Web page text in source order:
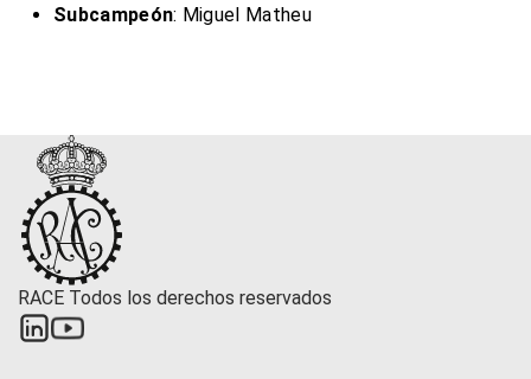
Subcampeón: Miguel Matheu
RACE Todos los derechos reservados